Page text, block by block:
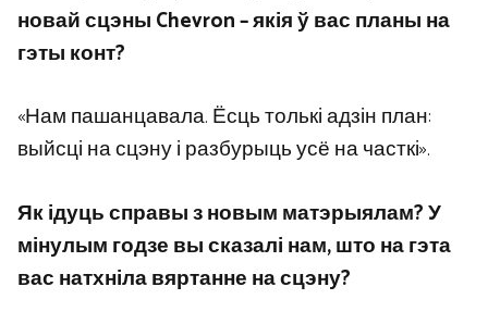
новай сцэны Chevron – якія ў вас планы на
гэты конт?
«Нам пашанцавала. Ёсць толькі адзін план:
выйсці на сцэну і разбурыць усё на часткі».
Як ідуць справы з новым матэрыялам? У
мінулым годзе вы сказалі нам, што на гэта
вас натхніла вяртанне на сцэну?